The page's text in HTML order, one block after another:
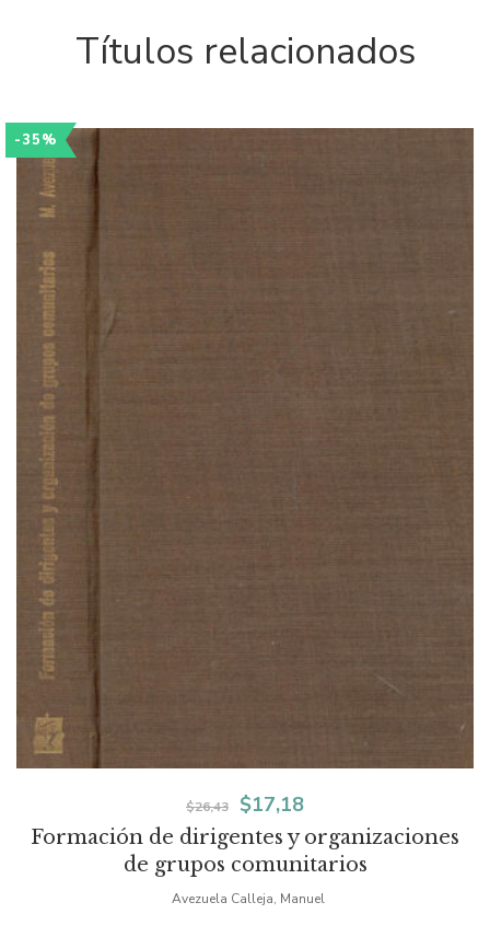
Títulos relacionados
-35%
Formación de dirigentes y organizaciones
de grupos comunitarios
$26,43
El
precio
$17,18El
precio
Avezuela Calleja, Manuel